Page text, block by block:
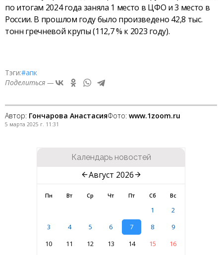
по итогам 2024 года заняла 1 место в ЦФО и 3 место в
России. В прошлом году было произведено 42,8 тыс.
тонн гречневой крупы (112,7 % к 2023 году).
Тэги:#апк
Поделиться —
Автор: Гончарова АнастасияФото: www.1zoom.ru
5 марта 2025 г. 11:31
Календарь новостей
Август 2026
Пн Вт Ср Чт Пт Сб Вс
1
2
3
4 5 6 7 8
9
10
11 12 13 14 15
16